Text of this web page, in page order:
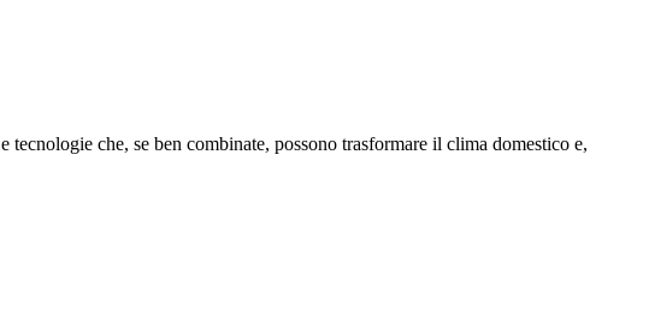
tecnologie che, se ben combinate, possono trasformare il clima domestico e,